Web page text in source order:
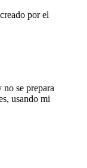
por el
se prepara
usando mi